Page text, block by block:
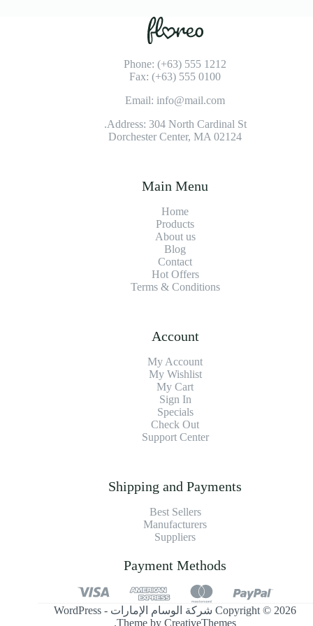
Phone: (+63) 555 1212
Fax: (+63) 555 0100
Email: info@mail.com
Address: 304 North Cardinal St.
Dorchester Center, MA 02124
Main Menu
Home
Products
About us
Blog
Contact
Hot Offers
Terms & Conditions
Account
My Account
My Wishlist
My Cart
Sign In
Specials
Check Out
Support Center
Shipping and Payments
Best Sellers
Manufacturers
Suppliers
Payment Methods
Copyright © 2026 شركة الوسام الإمارات - WordPress
Theme byCreativeThemes
.